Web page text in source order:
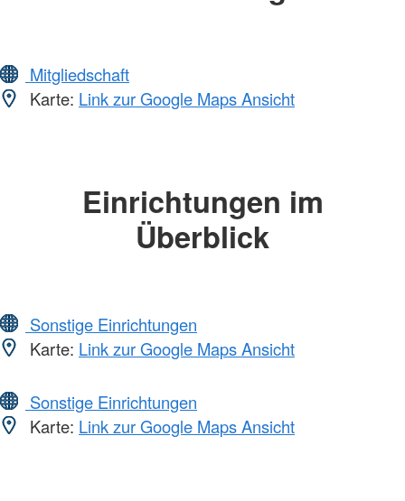
Mitgliedschaft
Karte: Link zur Google Maps Ansicht
Einrichtungen im
Überblick
Sonstige Einrichtungen
Karte: Link zur Google Maps Ansicht
Sonstige Einrichtungen
Karte: Link zur Google Maps Ansicht